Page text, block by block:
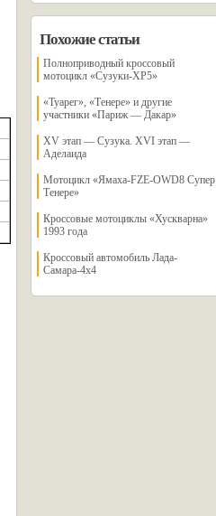
Похожие статьи
Полноприводный кроссовый
мотоцикл «Сузуки-ХР5»
«Туарег», «Тенере» и другие
участники «Париж — Дакар»
XV этап — Сузука. XVI этап —
Аделаида
Мотоцикл «Ямаха-FZE-OWD8 Супер
Тенере»
Кроссовые мотоциклы «Хускварна»
1993 года
Кроссовый автомобиль Лада-
Самара-4х4